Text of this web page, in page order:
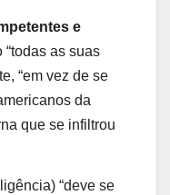
e
“todas as suas
“em vez de se
da
que se infiltrou
“deve se